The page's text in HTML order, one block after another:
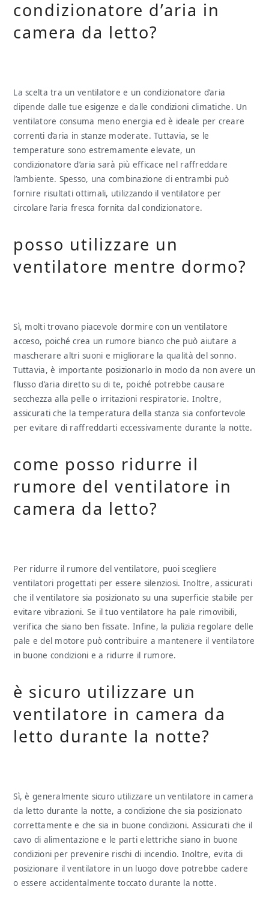
condizionatore d’aria in
camera da letto?
La scelta tra un ventilatore e un condizionatore d’aria
dipende dalle tue esigenze e dalle condizioni climatiche. Un
ventilatore consuma meno energia ed è ideale per creare
correnti d’aria in stanze moderate. Tuttavia, se le
temperature sono estremamente elevate, un
condizionatore d’aria sarà più efficace nel raffreddare
l’ambiente. Spesso, una combinazione di entrambi può
fornire risultati ottimali, utilizzando il ventilatore per
circolare l’aria fresca fornita dal condizionatore.
posso utilizzare un
ventilatore mentre dormo?
Sì, molti trovano piacevole dormire con un ventilatore
acceso, poiché crea un rumore bianco che può aiutare a
mascherare altri suoni e migliorare la qualità del sonno.
Tuttavia, è importante posizionarlo in modo da non avere un
flusso d’aria diretto su di te, poiché potrebbe causare
secchezza alla pelle o irritazioni respiratorie. Inoltre,
assicurati che la temperatura della stanza sia confortevole
per evitare di raffreddarti eccessivamente durante la notte.
come posso ridurre il
rumore del ventilatore in
camera da letto?
Per ridurre il rumore del ventilatore, puoi scegliere
ventilatori progettati per essere silenziosi. Inoltre, assicurati
che il ventilatore sia posizionato su una superficie stabile per
evitare vibrazioni. Se il tuo ventilatore ha pale rimovibili,
verifica che siano ben fissate. Infine, la pulizia regolare delle
pale e del motore può contribuire a mantenere il ventilatore
in buone condizioni e a ridurre il rumore.
è sicuro utilizzare un
ventilatore in camera da
letto durante la notte?
Sì, è generalmente sicuro utilizzare un ventilatore in camera
da letto durante la notte, a condizione che sia posizionato
correttamente e che sia in buone condizioni. Assicurati che il
cavo di alimentazione e le parti elettriche siano in buone
condizioni per prevenire rischi di incendio. Inoltre, evita di
posizionare il ventilatore in un luogo dove potrebbe cadere
o essere accidentalmente toccato durante la notte.